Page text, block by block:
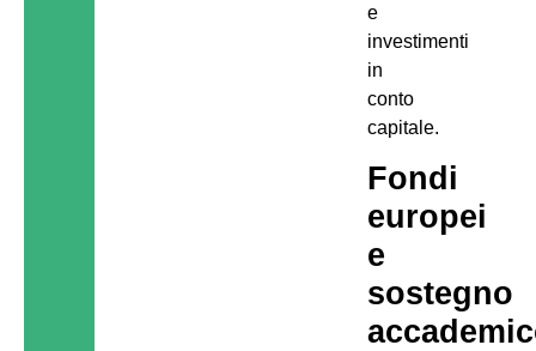
e
investimenti
in
conto
capitale.
Fondi
europei
e
sostegno